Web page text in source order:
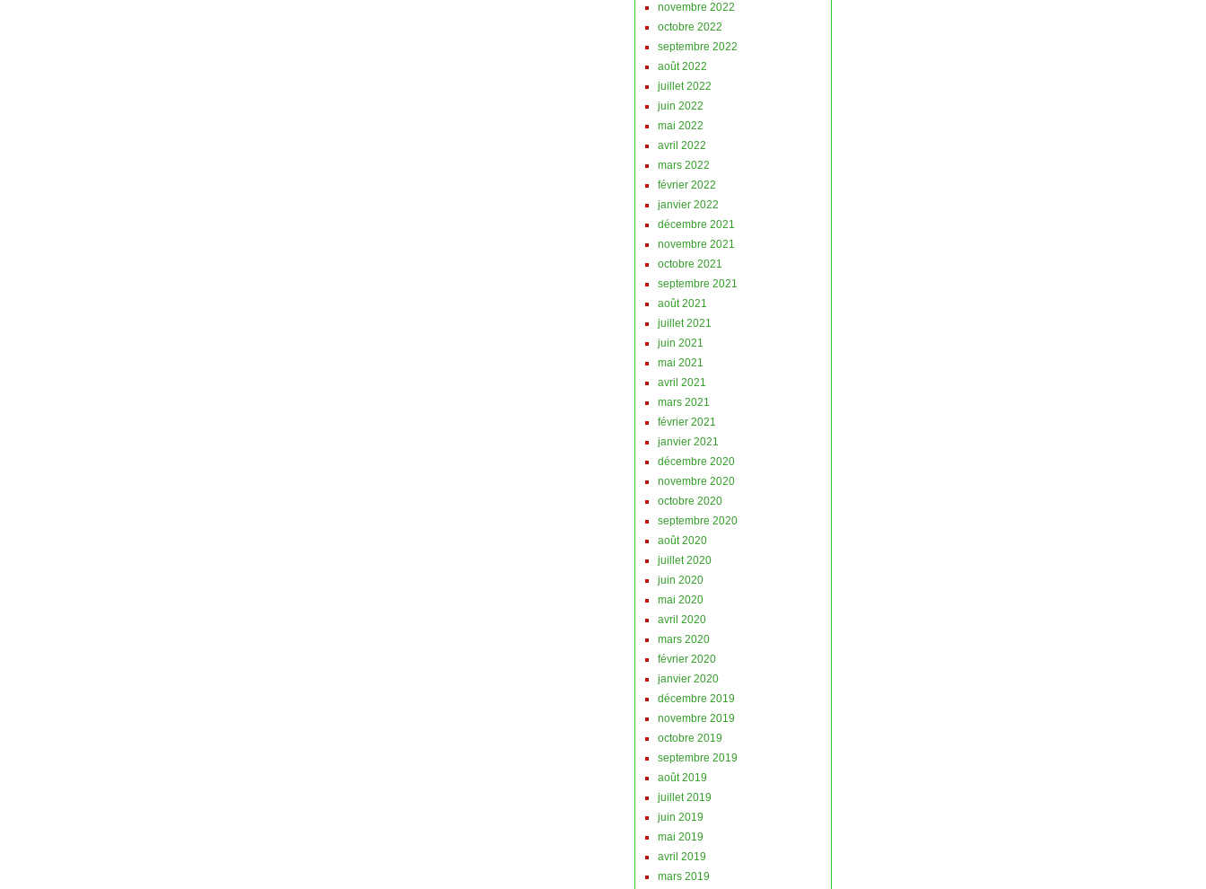
novembre 2022
octobre 2022
septembre 2022
août 2022
juillet 2022
juin 2022
mai 2022
avril 2022
mars 2022
février 2022
janvier 2022
décembre 2021
novembre 2021
octobre 2021
septembre 2021
août 2021
juillet 2021
juin 2021
mai 2021
avril 2021
mars 2021
février 2021
janvier 2021
décembre 2020
novembre 2020
octobre 2020
septembre 2020
août 2020
juillet 2020
juin 2020
mai 2020
avril 2020
mars 2020
février 2020
janvier 2020
décembre 2019
novembre 2019
octobre 2019
septembre 2019
août 2019
juillet 2019
juin 2019
mai 2019
avril 2019
mars 2019